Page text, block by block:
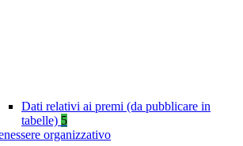
Dati relativi ai premi (da pubblicare in
tabelle) 5
organizzativo